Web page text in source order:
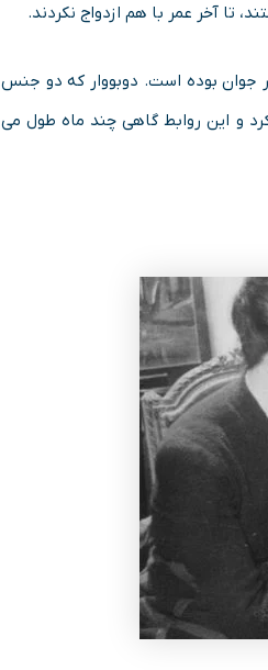
تا آخر عمر با هم ازدواج نکردند.
جوان بوده‌ است. دوبووار که دو جنس
و این روابط گاهی چند ماه طول می